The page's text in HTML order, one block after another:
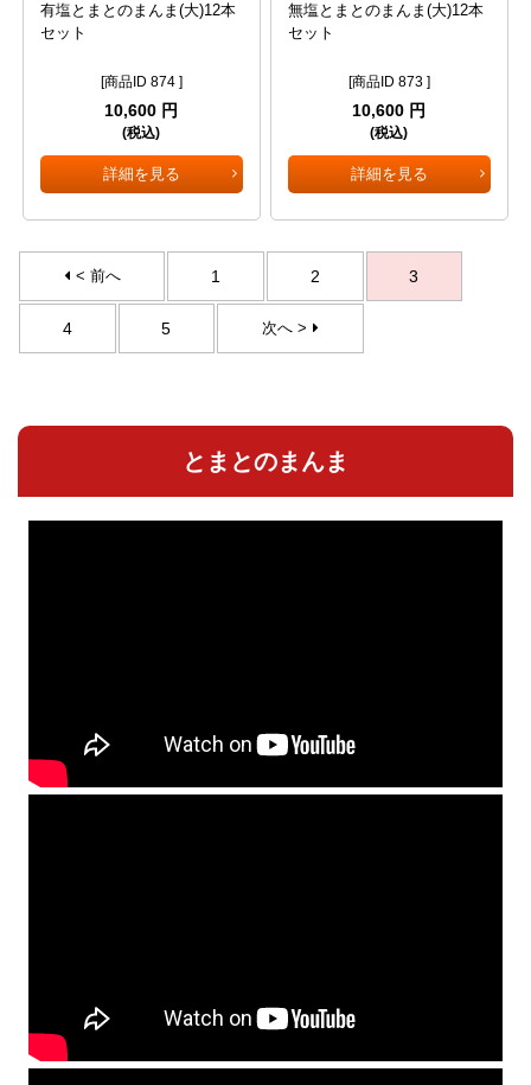
有塩とまとのまんま(大)12本
セット
[商品ID 874 ]
10,600 円
(税込)
詳細を見る
無塩とまとのまんま(大)12本
セット
[商品ID 873 ]
10,600 円
(税込)
詳細を見る
< 前へ 1 2 3
4 5 次へ >
とまとのまんま